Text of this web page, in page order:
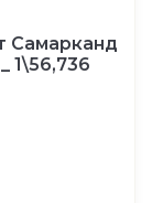
Самарканд
1\56,736